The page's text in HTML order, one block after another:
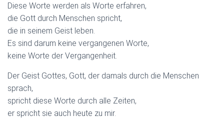
Diese Worte werden als Worte erfahren,
die Gott durch Menschen spricht,
die in seinem Geist leben.
Es sind darum keine vergangenen Worte,
keine Worte der Vergangenheit.
Der Geist Gottes, Gott, der damals durch die Menschen
sprach,
spricht diese Worte durch alle Zeiten,
er spricht sie auch heute zu mir.